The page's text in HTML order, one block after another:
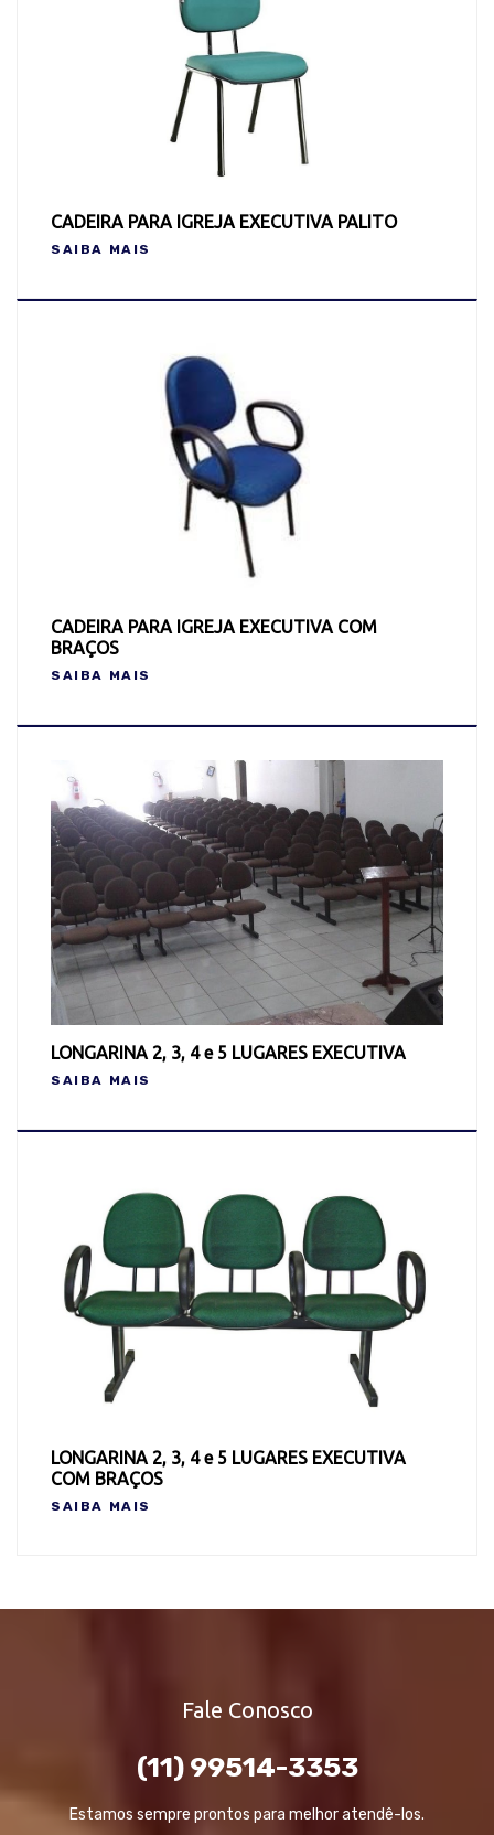
CADEIRA PARA IGREJA EXECUTIVA PALITO
SAIBA MAIS
CADEIRA PARA IGREJA EXECUTIVA COM
BRAÇOS
SAIBA MAIS
LONGARINA 2, 3, 4 e 5 LUGARES EXECUTIVA
SAIBA MAIS
LONGARINA 2, 3, 4 e 5 LUGARES EXECUTIVA
COM BRAÇOS
SAIBA MAIS
Fale Conosco
(11) 99514-3353
Estamos sempre prontos para melhor atendê-los.